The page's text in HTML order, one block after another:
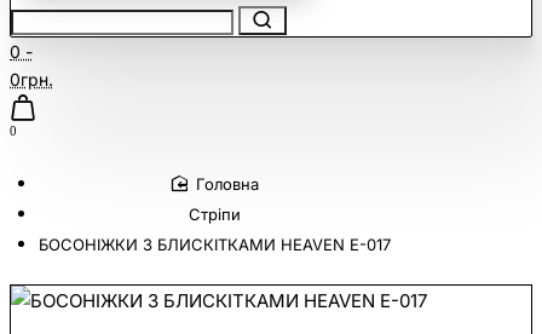
0 -
0грн.
0
home
Стріпи
БОСОНІЖКИ З БЛИСКІТКАМИ HEAVEN E-017